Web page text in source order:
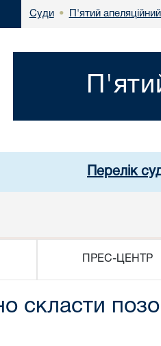
Суди • П'ятий
Перелік
ПРЕС-ЦЕНТР
скласти